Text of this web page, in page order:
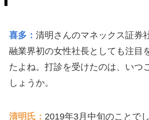
喜多： 清明さんのマネックス証券
融業界初の女性社長としても注目
たよね。打診を受けたのは、いつ
しょうか。
清明氏： 2019年3月中旬のことで